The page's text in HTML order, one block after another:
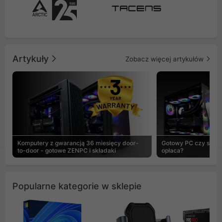
Artykuły Zobacz więcej artykułów
Komputery z gwarancją 36 miesięcy door-
to-door - gotowe ZENPC i składaki
Gotowy PC czy
opłaca?
Popularne kategorie w sklepie